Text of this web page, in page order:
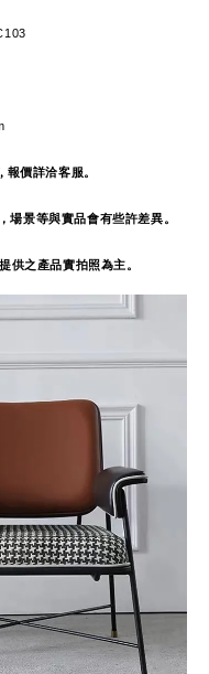
價詳洽客服。
景等與實品會有些許差異。
供之產品實拍照為主。